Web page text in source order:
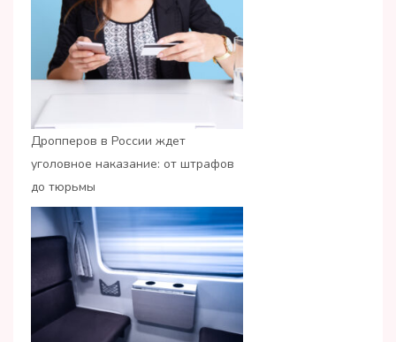
Дропперов в России ждет
уголовное наказание: от штрафов
до тюрьмы